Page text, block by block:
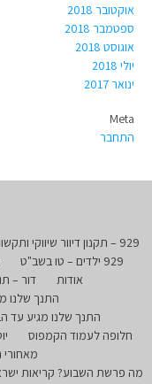
אוקטובר 2018
ספטמבר 2018
אוגוסט 2018
יולי 2018
ינואר 2017
Meta
התחבר
929 – תקנון דיוור שיווקי ותקשורת דיגיטלית
929 ילדים – טו בשב"ט
אודות
דור –
התנך שלנו
התנך שלנו מגיע עד
חלופה לעמוד הקמפוס
מה פרשת השבוע? קריאות